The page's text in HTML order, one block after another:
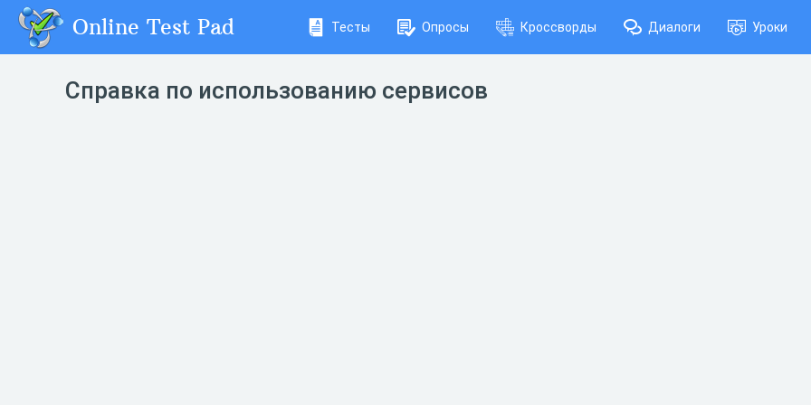
Online Test Pad Тесты Опросы Кроссворды Диалоги Уроки
Справка по использованию сервисов